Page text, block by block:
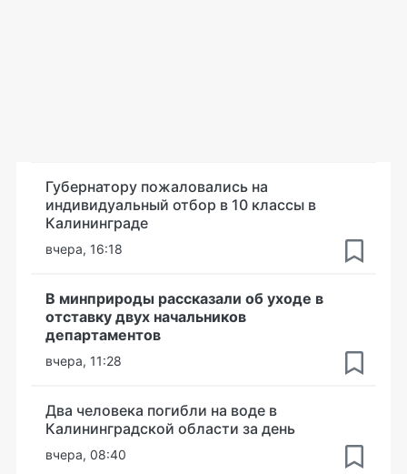
Губернатору пожаловались на
индивидуальный отбор в 10 классы в
Калининграде
вчера, 16:18
В минприроды рассказали об уходе в
отставку двух начальников
департаментов
вчера, 11:28
Два человека погибли на воде в
Калининградской области за день
вчера, 08:40